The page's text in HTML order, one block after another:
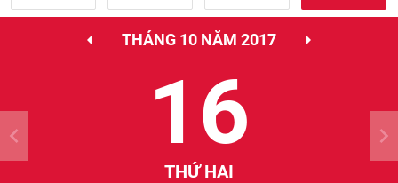
THÁNG 10 NĂM 2017
16
THỨ HAI